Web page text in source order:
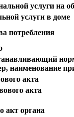
услуги на
услуги в доме
потребления
наименование
акта
акта
акт органа